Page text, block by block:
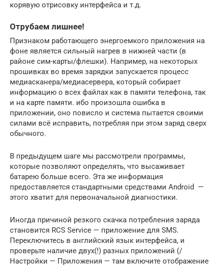
корявую отрисовку интерфейса и т.д.
Отрубаем лишнее!
Признаком работающего энергоемкого приложения на
фоне является сильный нагрев в нижней части (в
районе сим-карты/флешки). Например, на некоторых
прошивках во время зарядки запускается процесс
медиасканера/медиасервера, который собирает
информацию о всех файлах как в памяти телефона, так
и на карте памяти. ибо произошла ошибка в
приложении, оно повисло и система пытается своими
силами всё исправить, потребляя при этом заряд сверх
обычного.
В предыдущем шаге мы рассмотрели программы,
которые позволяют определять, что высаживает
батарею больше всего. Эта же информация
предоставляется стандартными средствами Android —
этого хватит для первоначальной диагностики.
Иногда причиной резкого скачка потребления заряда
становится RCS Service — приложение для SMS.
Переключитесь в английский язык интерфейса, и
проверьте наличие двух(!) разных приложений (/
Настройки — Приложения — там включите отображение